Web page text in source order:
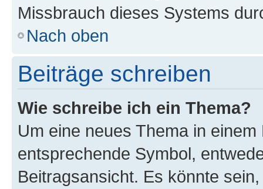
Missbrauch dieses Systems
Nach oben
Beiträge schreiben
Wie schreibe ich ein Thema?
Um eine neues Thema in
entsprechende Symbol,
Beitragsansicht. Es könnte